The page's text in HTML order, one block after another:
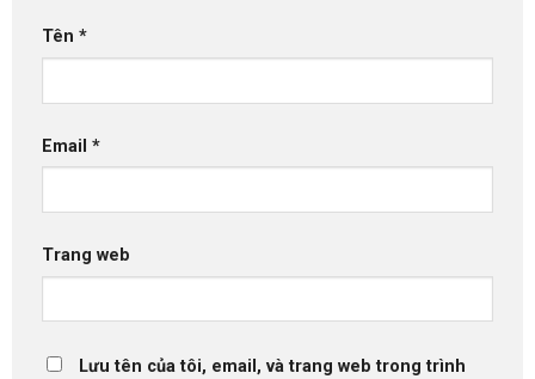
Tên *
Email *
Trang web
Lưu tên của tôi, email, và trang web trong trình